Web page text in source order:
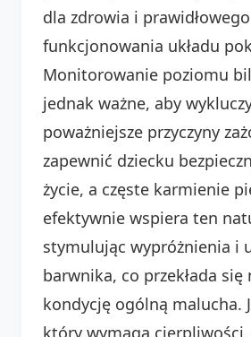
dla zdrowia i prawidłowego
funkcjonowania układu
Monitorowanie poziomu
jednak ważne, aby
poważniejsze przyczyny
zapewnić dziecku
życie, a częste karmienie
efektywnie wspiera ten
stymulując wypróżnienia i
barwnika, co przekłada się
kondycję ogólną malucha.
który wymaga cierpliwości.